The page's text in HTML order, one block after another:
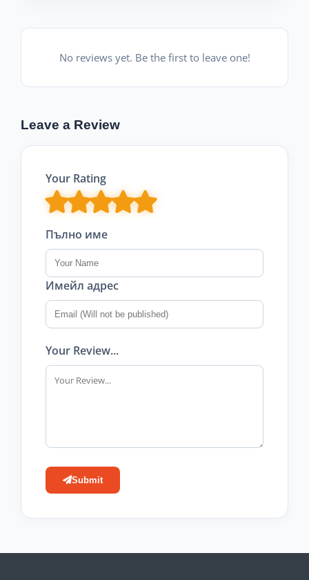
No reviews yet. Be the first to leave one!
Leave a Review
Your Rating
Пълно име
Имейл адрес
Your Review...
Submit